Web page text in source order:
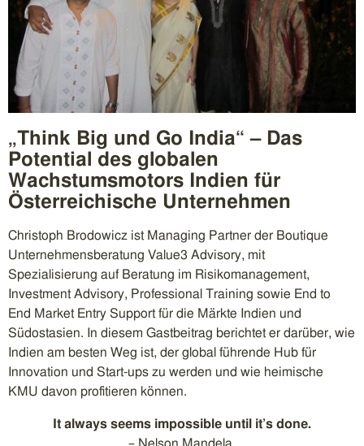
„Think Big und Go India“ – Das
Potential des globalen
Wachstumsmotors Indien für
Österreichische Unternehmen
Christoph Brodowicz ist Managing Partner der Boutique
Unternehmensberatung Value3 Advisory, mit
Spezialisierung auf Beratung im Risikomanagement,
Investment Advisory, Professional Training sowie End to
End Market Entry Support für die Märkte Indien und
Südostasien. In diesem Gastbeitrag berichtet er darüber, wie
Indien am besten Weg ist, der global führende Hub für
Innovation und Start-ups zu werden und wie heimische
KMU davon profitieren können.
It always seems impossible until it’s done.
– Nelson Mandela.